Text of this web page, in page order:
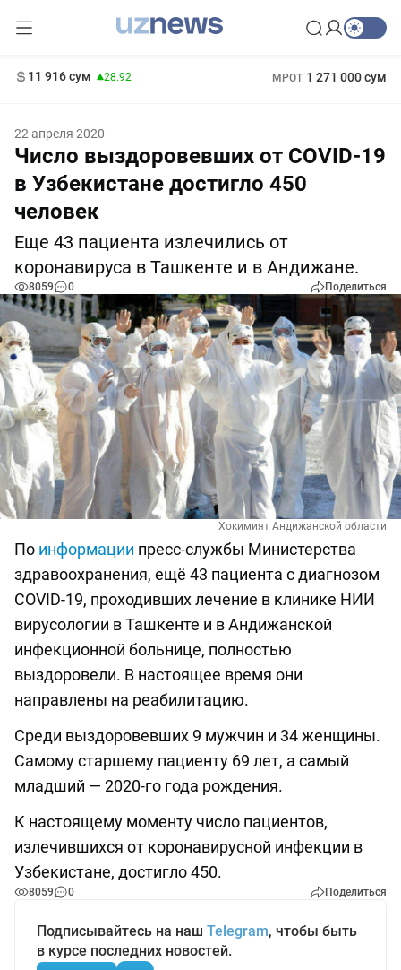
13 749 сум 32.19 БРВ 412 000 сум
22 апреля 2020
Число выздоровевших от COVID-19
в Узбекистане достигло 450
человек
Еще 43 пациента излечились от
коронавируса в Ташкенте и в Андижане.
8059 0 Поделиться
Хокимият Андижанской области
По информации пресс-службы Министерства
здравоохранения, ещё 43 пациента с диагнозом
COVID-19, проходивших лечение в клинике НИИ
вирусологии в Ташкенте и в Андижанской
инфекционной больнице, полностью
выздоровели. В настоящее время они
направлены на реабилитацию.
Среди выздоровевших 9 мужчин и 34 женщины.
Самому старшему пациенту 69 лет, а самый
младший — 2020-го года рождения.
К настоящему моменту число пациентов,
излечившихся от коронавирусной инфекции в
Узбекистане, достигло 450.
8059 0 Поделиться
Подписывайтесь на наш Telegram, чтобы быть
в курсе последних новостей.